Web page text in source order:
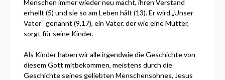
Menschen immer wieder neu macht, ihren Verstand
erhellt (5) und sie so am Leben hält (13). Er wird „Unser
Vater“ genannt (9,17), ein Vater, der wie eine Mutter,
sorgt für seine Kinder.
Als Kinder haben wir alle irgendwie die Geschichte von
diesem Gott mitbekommen, meistens durch die
Geschichte seines geliebten Menschensohnes, Jesus